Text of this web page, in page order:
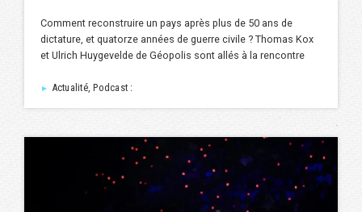
Comment reconstruire un pays après plus de 50 ans de
dictature, et quatorze années de guerre civile ? Thomas Kox
et Ulrich Huygevelde de Géopolis sont allés à la rencontre
► Actualité, Podcast :